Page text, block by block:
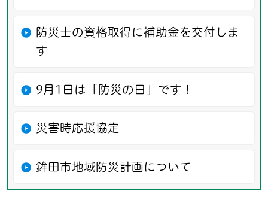
防災士の資格取得に補助金を交付しま
す
9月1日は「防災の日」です！
災害時応援協定
鉾田市地域防災計画について